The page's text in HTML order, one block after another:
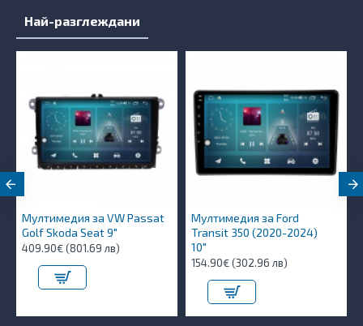
Най-разглеждани
Мултимедия за VW Passat
Golf Skoda Seat 9"
409.90€ (801.69 лв)
Мултимедия за Ford
Transit 350 (2020-2024)
10″
154.90€ (302.96 лв)